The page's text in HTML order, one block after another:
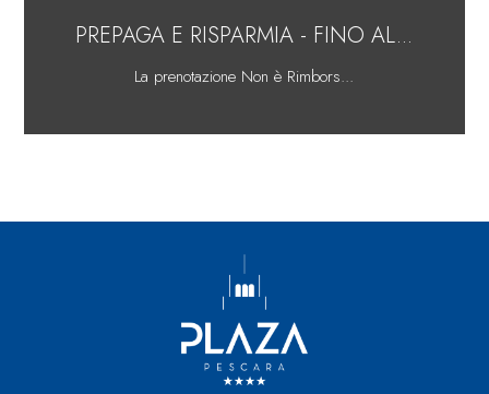
PREPAGA E RISPARMIA - FINO AL...
La prenotazione Non è Rimbors...